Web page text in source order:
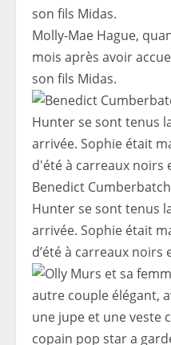
Molly-Mae Hague,
mois après avoir
son fils Midas.
Benedict
Hunter se sont tenus
arrivée. Sophie était
d’été à carreaux noirs